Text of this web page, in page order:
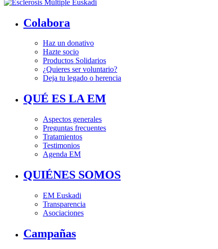
Colabora
Haz un donativo
Hazte socio
Productos Solidarios
¿Quieres ser voluntario?
Deja tu legado o herencia
QUÉ ES LA EM
Aspectos generales
Preguntas frecuentes
Tratamientos
Testimonios
Agenda EM
QUIÉNES SOMOS
EM Euskadi
Transparencia
Asociaciones
Campañas